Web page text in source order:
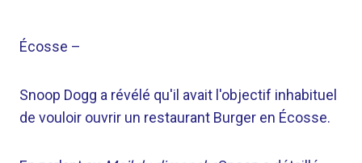
Écosse –
Snoop Dogg a révélé qu'il avait l'objectif inhabituel
de vouloir ouvrir un restaurant Burger en Écosse.